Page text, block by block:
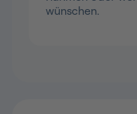
wünschen.